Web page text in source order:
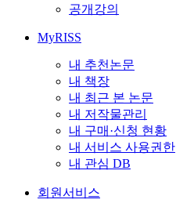
공개강의
MyRISS
내 추천논문
내 책장
내 최근 본 논문
내 저작물관리
내 구매·신청 현황
내 서비스 사용권한
내 관심 DB
회원서비스